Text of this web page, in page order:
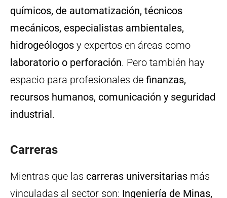
químicos, de automatización, técnicos
mecánicos, especialistas ambientales,
hidrogeólogos y expertos en áreas como
laboratorio o perforación. Pero también hay
espacio para profesionales de finanzas,
recursos humanos, comunicación y seguridad
industrial.
Carreras
Mientras que las carreras universitarias más
vinculadas al sector son: Ingeniería de Minas,